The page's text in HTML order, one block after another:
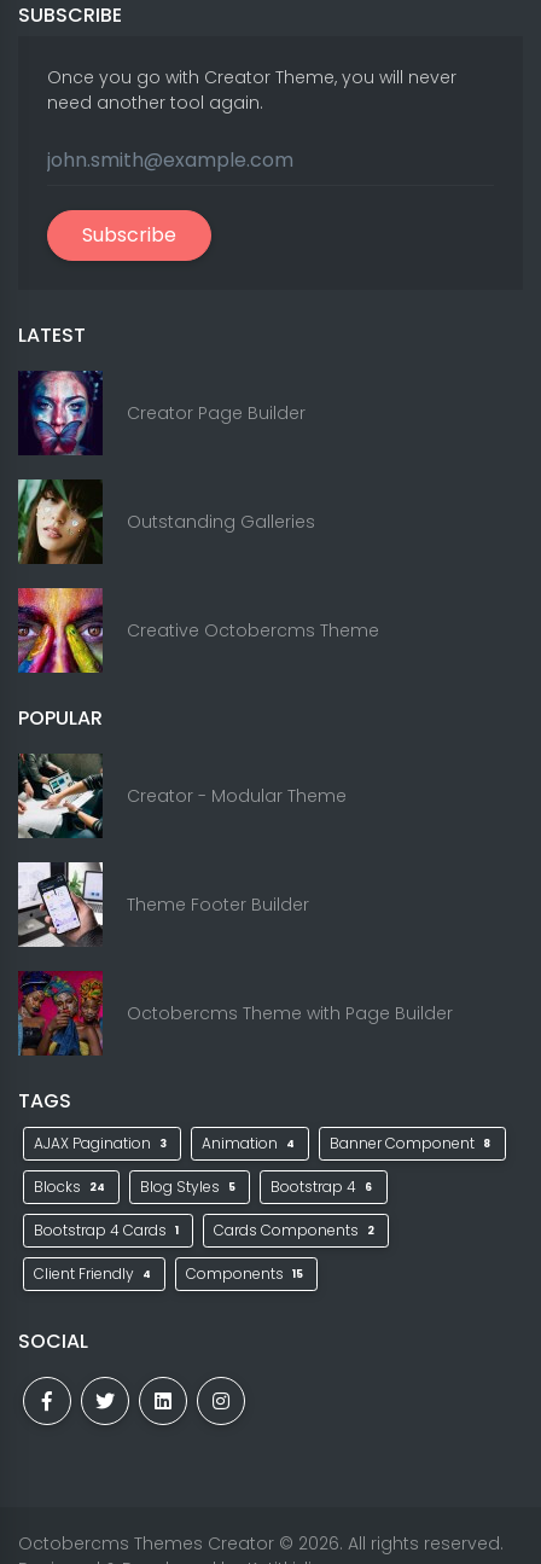
SUBSCRIBE
Once you go with Creator Theme, you will never
need another tool again.
Subscribe
LATEST
Creator Page Builder
Outstanding Galleries
Creative Octobercms Theme
POPULAR
Creator - Modular Theme
Theme Footer Builder
Octobercms Theme with Page Builder
TAGS
AJAX Pagination 3 Animation 4 Banner Component 8
Blocks 24 Blog Styles 5 Bootstrap 4 6
Bootstrap 4 Cards 1 Cards Components 2
Client Friendly 4 Components 15
SOCIAL
Octobercms Themes Creator © 2026. All rights reserved.